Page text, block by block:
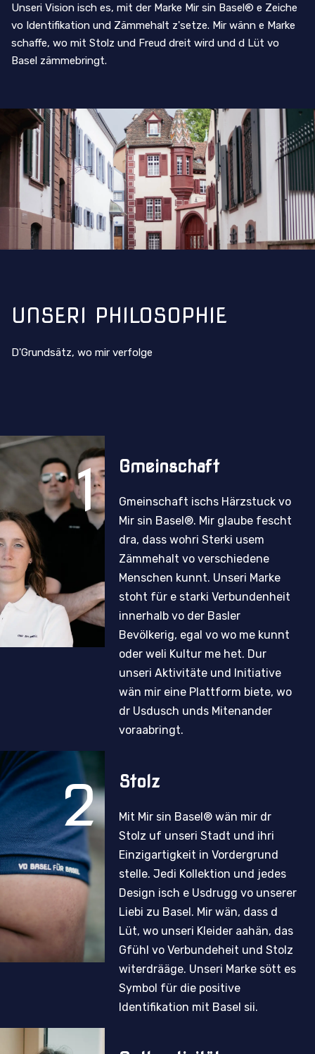
Unseri Vision isch es, mit der Marke Mir sin Basel® e Zeiche
vo Identifikation und Zämmehalt z'setze. Mir wänn e Marke
schaffe, wo mit Stolz und Freud dreit wird und d Lüt vo
Basel zämmebringt.
UNSERI PHILOSOPHIE
D'Grundsätz, wo mir verfolge
1 Gmeinschaft
Gmeinschaft ischs Härzstuck vo
Mir sin Basel®. Mir glaube fescht
dra, dass wohri Sterki usem
Zämmehalt vo verschiedene
Menschen kunnt. Unseri Marke
stoht für e starki Verbundenheit
innerhalb vo der Basler
Bevölkerig, egal vo wo me kunnt
oder weli Kultur me het. Dur
unseri Aktivitäte und Initiative
wän mir eine Plattform biete, wo
dr Usdusch unds Mitenander
voraabringt.
2 Stolz
Mit Mir sin Basel® wän mir dr
Stolz uf unseri Stadt und ihri
Einzigartigkeit in Vordergrund
stelle. Jedi Kollektion und jedes
Design isch e Usdrugg vo unserer
Liebi zu Basel. Mir wän, dass d
Lüt, wo unseri Kleider aahän, das
Gfühl vo Verbundeheit und Stolz
witerdrääge. Unseri Marke sött es
Symbol für die positive
Identifikation mit Basel sii.